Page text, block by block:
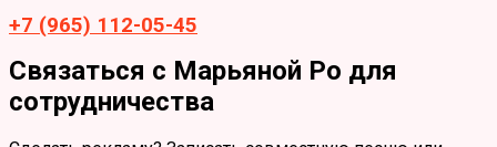
+7 (965) 112-05-45
Связаться с Марьяной Ро для
сотрудничества